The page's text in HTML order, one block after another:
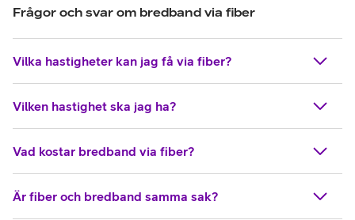
Frågor och svar om bredband via fiber
Vilka hastigheter kan jag få via fiber?
Vilken hastighet ska jag ha?
Vad kostar bredband via fiber?
Är fiber och bredband samma sak?